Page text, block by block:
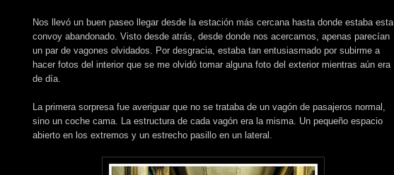
Nos llevó un buen paseo llegar desde la estación más cercana hasta donde estaba esta
convoy abandonado. Visto desde atrás, desde donde nos acercamos, apenas parecían
un par de vagones olvidados. Por desgracia, estaba tan entusiasmado por subirme a
hacer fotos del interior que se me olvidó tomar alguna foto del exterior mientras aún era
de día.
La primera sorpresa fue averiguar que no se trataba de un vagón de pasajeros normal,
sino un coche cama. La estructura de cada vagón era la misma. Un pequeño espacio
abierto en los extremos y un estrecho pasillo en un lateral.